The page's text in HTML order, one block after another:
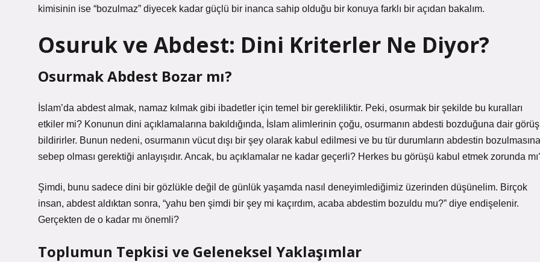
kimisinin ise “bozulmaz” diyecek kadar güçlü bir inanca sahip olduğu bir konuya farklı bir açıdan bakalım.
Osuruk ve Abdest: Dini Kriterler Ne Diyor?
Osurmak Abdest Bozar mı?
İslam’da abdest almak, namaz kılmak gibi ibadetler için temel bir gerekliliktir. Peki, osurmak bir şekilde bu kuralları
etkiler mi? Konunun dini açıklamalarına bakıldığında, İslam alimlerinin çoğu, osurmanın abdesti bozduğuna dair görüş
bildirirler. Bunun nedeni, osurmanın vücut dışı bir şey olarak kabul edilmesi ve bu tür durumların abdestin bozulmasına
sebep olması gerektiği anlayışıdır. Ancak, bu açıklamalar ne kadar geçerli? Herkes bu görüşü kabul etmek zorunda
Şimdi, bunu sadece dini bir gözlükle değil de günlük yaşamda nasıl deneyimlediğimiz üzerinden düşünelim. Birçok
insan, abdest aldıktan sonra, “yahu ben şimdi bir şey mi kaçırdım, acaba abdestim bozuldu mu?” diye endişelenir.
Gerçekten de o kadar mı önemli?
Toplumun Tepkisi ve Geleneksel Yaklaşımlar